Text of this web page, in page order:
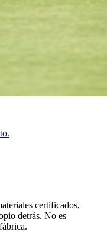
certificados,
detrás. No es